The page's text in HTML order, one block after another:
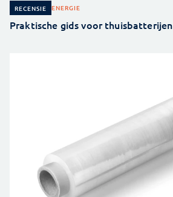
RECENSIE ENERGIE
Praktische gids voor thuisbatterijen